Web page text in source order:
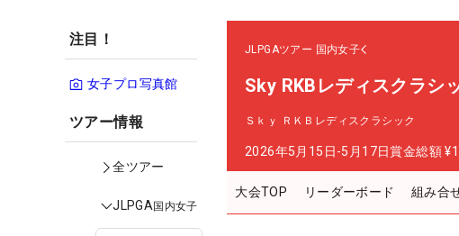
注目！
女子プロ写真館
ツアー情報
全ツアー
JLPGA国内女子
JLPGAツアー 国内女子
Sky RKBレディスクラシ
Ｓｋｙ ＲＫＢレディスクラシック
2026年5月15日-5月17日賞金総額
大会TOP リーダーボード 組み合